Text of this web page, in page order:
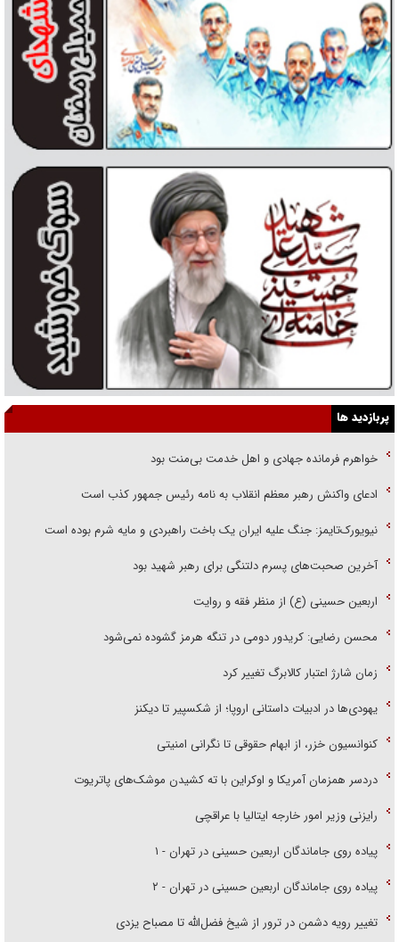
پربازدید ها
خواهرم فرمانده جهادی و اهل خدمت بی‌منت بود
ادعای واکنش رهبر معظم انقلاب به نامه رئیس جمهور کذب است
نیویورک‌تایمز: جنگ علیه ایران یک باخت راهبردی و مایه شرم بوده است
آخرین صحبت‌های پسرم دلتنگی برای رهبر شهید بود
اربعین حسینی (ع) از منظر فقه و روایت
محسن رضایی: کریدور دومی در تنگه هرمز گشوده نمی‌شود
زمان شارژ اعتبار کالابرگ تغییر کرد
یهودی‌ها در ادبیات داستانی اروپا؛ از شکسپیر تا دیکنز
کنوانسیون خزر، از ابهام حقوقی تا نگرانی امنیتی
دردسر همزمان آمریکا و اوکراین با ته کشیدن موشک‌های پاتریوت
رایزنی وزیر امور خارجه ایتالیا با عراقچی
پیاده روی جاماندگان اربعین حسینی در تهران - ۱
پیاده روی جاماندگان اربعین حسینی در تهران - ۲
تغییر رویه دشمن در ترور از شیخ فضل‌الله تا مصباح یزدی